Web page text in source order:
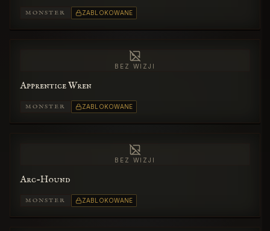
MONSTER ZABLOKOWANE
BEZ WIZJI
Apprentice Wren
MONSTER ZABLOKOWANE
BEZ WIZJI
Arc-Hound
MONSTER ZABLOKOWANE